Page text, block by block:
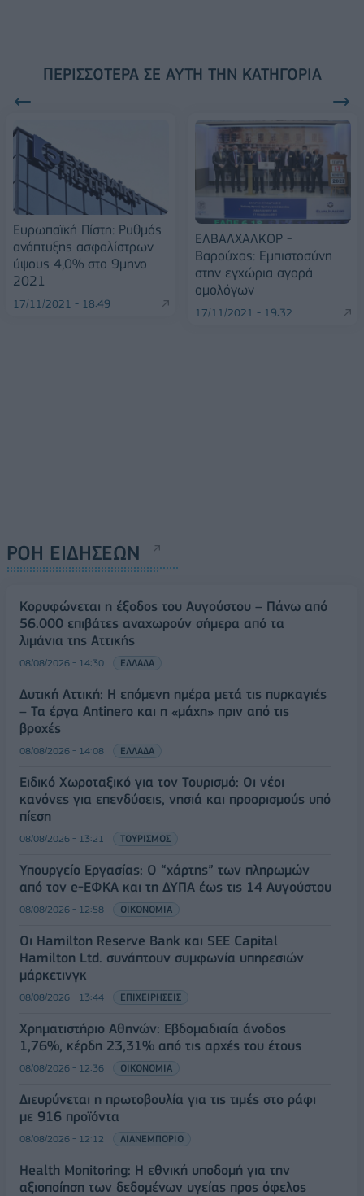
ΠΕΡΙΣΣΌΤΕΡΑ ΣΕ ΑΥΤΉ ΤΗΝ ΚΑΤΗΓΟΡΊΑ
Ευρωπαϊκή Πίστη: Ρυθμός
ανάπτυξης ασφαλίστρων
ύψους 4,0% στο 9μηνο
2021
17/11/2021 - 18:49
ΕΛΒΑΛΧΑΛΚΟΡ -
Βαρούχας: Εμπιστοσύνη
στην εγχώρια αγορά
ομολόγων
17/11/2021 - 19:32
ΡΟΗ ΕΙΔΗΣΕΩΝ
Κορυφώνεται η έξοδος του Αυγούστου – Πάνω από
56.000 επιβάτες αναχωρούν σήμερα από τα
λιμάνια της Αττικής
08/08/2026 - 14:30 ΕΛΛΑΔΑ
Δυτική Αττική: Η επόμενη ημέρα μετά τις πυρκαγιές
– Τα έργα Antinero και η «μάχη» πριν από τις
βροχές
08/08/2026 - 14:08 ΕΛΛΑΔΑ
Ειδικό Χωροταξικό για τον Τουρισμό: Οι νέοι
κανόνες για επενδύσεις, νησιά και προορισμούς υπό
πίεση
08/08/2026 - 13:21 ΤΟΥΡΙΣΜΟΣ
Υπουργείο Εργασίας: Ο “χάρτης” των πληρωμών
από τον e-ΕΦΚΑ και τη ΔΥΠΑ έως τις 14 Αυγούστου
08/08/2026 - 12:58 ΟΙΚΟΝΟΜΙΑ
Οι Hamilton Reserve Bank και SEE Capital
Hamilton Ltd. συνάπτουν συμφωνία υπηρεσιών
μάρκετινγκ
08/08/2026 - 13:44 ΕΠΙΧΕΙΡΗΣΕΙΣ
Χρηματιστήριο Αθηνών: Εβδομαδιαία άνοδος
1,76%, κέρδη 23,31% από τις αρχές του έτους
08/08/2026 - 12:36 ΟΙΚΟΝΟΜΙΑ
Διευρύνεται η πρωτοβουλία για τις τιμές στο ράφι
με 916 προϊόντα
08/08/2026 - 12:12 ΛΙΑΝΕΜΠΟΡΙΟ
Health Monitoring: Η εθνική υποδομή για την
αξιοποίηση των δεδομένων υγείας προς όφελος